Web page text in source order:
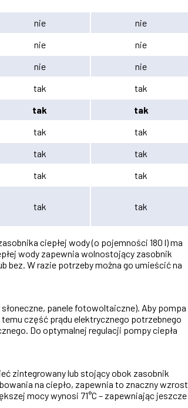
nie
nie
nie
nie
nie
nie
tak
tak
tak
tak
tak
tak
tak
tak
tak tak
tak tak
ciepłej wody (o pojemności 180 l) ma
wody zapewnia wolnostojący zasobnik
bez. W razie potrzeby można go umieścić na
panele fotowoltaiczne). Aby pompa
część prądu elektrycznego potrzebnego
Do optymalnej regulacji pompy ciepła
zintegrowany lub stojący obok zasobnik
na ciepło, zapewnia to znaczny wzrost
mocy wynosi 71°C – zapewniając jeszcze